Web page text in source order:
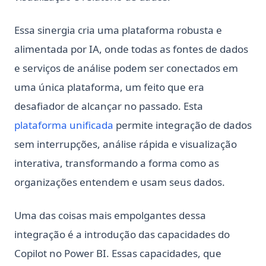
Quick View of OpenAI o1
Reverse Prompt Engineering with ChatGPT: A Detailed
Guide
SuperAGI: Liberando o Poder dos Agentes de IA
The Real Answer to: How Many Questions Can You Ask
ChatGPT in an Hour?
The Truth About ChatGPT and Plagiarism: Everything You
Need to Know
Utilizá-las
Top 10 Open Source ChatGPT Alternatives & How to Use
para Velocidade
Python Multiprocessing: Parallel Processing Guide for
Speed
Python Not Equal Operator (!=): Complete Guide with
Ciência de Dados
Python Notebooks: The Perfect Guide for Data Science
Beginners
Python Obter Todos os Arquivos em um Diretório: Rápido,
Python Pathlib: O Guia Moderno para Manipulação de
Essa sinergia cria uma plataforma robusta e
alimentada por IA, onde todas as fontes de dados
e serviços de análise podem ser conectados em
uma única plataforma, um feito que era
desafiador de alcançar no passado. Esta
plataforma unificada permite integração de dados
sem interrupções, análise rápida e visualização
interativa, transformando a forma como as
organizações entendem e usam seus dados.
Uma das coisas mais empolgantes dessa
integração é a introdução das capacidades do
Copilot no Power BI. Essas capacidades, que